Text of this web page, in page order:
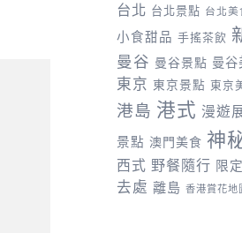
台北 台北景點 台北美
小食甜品 手搖茶飲
曼谷 曼谷景點 曼谷
東京 東京景點 東京
港島 港式 漫遊
景點 澳門美食 神
西式 野餐隨行 限
去處 離島 香港賞花地